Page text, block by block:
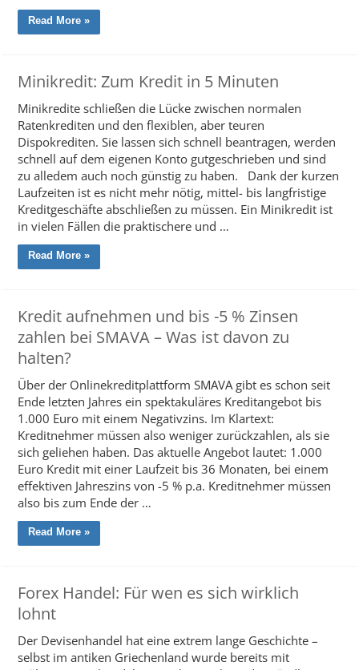
Read More »
Minikredit: Zum Kredit in 5 Minuten
Minikredite schließen die Lücke zwischen normalen
Ratenkrediten und den flexiblen, aber teuren
Dispokrediten. Sie lassen sich schnell beantragen, werden
schnell auf dem eigenen Konto gutgeschrieben und sind
zu alledem auch noch günstig zu haben. Dank der kurzen
Laufzeiten ist es nicht mehr nötig, mittel- bis langfristige
Kreditgeschäfte abschließen zu müssen. Ein Minikredit ist
in vielen Fällen die praktischere und …
Read More »
Kredit aufnehmen und bis -5 % Zinsen
zahlen bei SMAVA – Was ist davon zu
halten?
Über der Onlinekreditplattform SMAVA gibt es schon seit
Ende letzten Jahres ein spektakuläres Kreditangebot bis
1.000 Euro mit einem Negativzins. Im Klartext:
Kreditnehmer müssen also weniger zurückzahlen, als sie
sich geliehen haben. Das aktuelle Angebot lautet: 1.000
Euro Kredit mit einer Laufzeit bis 36 Monaten, bei einem
effektiven Jahreszins von -5 % p.a. Kreditnehmer müssen
also bis zum Ende der …
Read More »
Forex Handel: Für wen es sich wirklich
lohnt
Der Devisenhandel hat eine extrem lange Geschichte –
selbst im antiken Griechenland wurde bereits mit